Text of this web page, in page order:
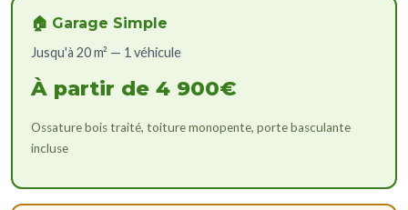
🏠 Garage Simple
Jusqu'à 20 m² — 1 véhicule
À partir de 4 900€
Ossature bois traité, toiture monopente, porte basculante
incluse